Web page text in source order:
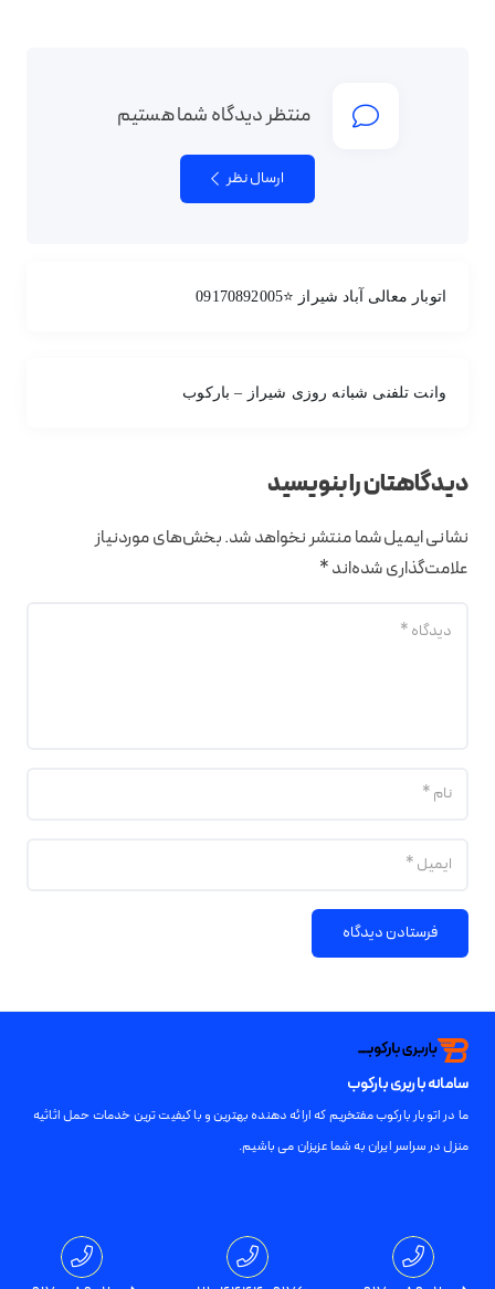
منتظر دیدگاه شما هستیم
ارسال نظر
اتوبار معالی آباد شیراز ⭐09170892005
وانت تلفنی شبانه روزی شیراز – بارکوب
دیدگاهتان را بنویسید
نشانی ایمیل شما منتشر نخواهد شد.بخش‌های موردنیاز
علامت‌گذاری شده‌اند*
فرستادن دیدگاه
سامانه باربری بارکوب
ما در اتوبار بارکوب مفتخریم که ارائه دهنده بهترین و با کیفیت ترین خدمات حمل اثاثیه
منزل در سراسر ایران به شما عزیزان می باشیم.
تمامی حقوق برای باربری بارکوب محفوظ است